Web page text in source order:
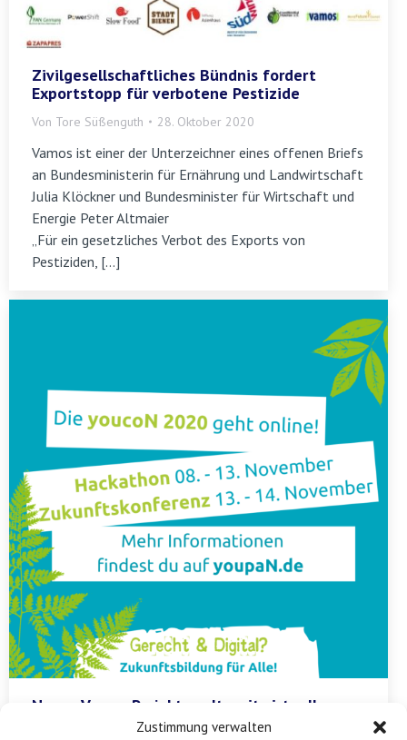
Zustimmung verwalten
Zivilgesellschaftliches Bündnis fordert
Exportstopp für verbotene Pestizide
Von Tore Süßenguth 28. Oktober 2020
Vamos ist einer der Unterzeichner eines offenen Briefs
an Bundesministerin für Ernährung und Landwirtschaft
Julia Klöckner und Bundesminister für Wirtschaft und
Energie Peter Altmaier
„Für ein gesetzliches Verbot des Exports von
Pestiziden, […]
Neues Vamos Projekt „welt.weit.virtuell –
Globales Lernen mit digitalen Medien“ auf